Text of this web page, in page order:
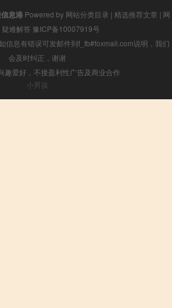
息港 Powered by 网站分类目录 | 精选推荐文章 | 网
疑难解答 豫ICP备10007919号
信息有错误可发邮件到f_fb#foxmail.com说明，我们
会及时纠正，谢谢
趣爱好，不接盈利性广告及商业合作
小男孩